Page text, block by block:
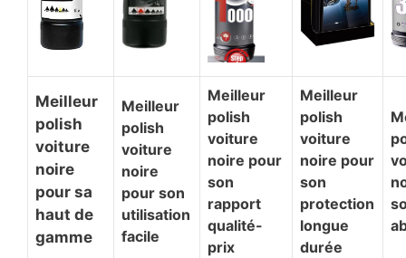
​Meilleur
polish
voiture
noire
pour sa
haut de
gamme
​Meilleur
polish
voiture
noire
pour son
utilisation
facile
​Meilleur
polish
voiture
noire pour
son
rapport
qualité-
prix
​Meilleur
polish
voiture
noire pour
son
protection
longue
durée